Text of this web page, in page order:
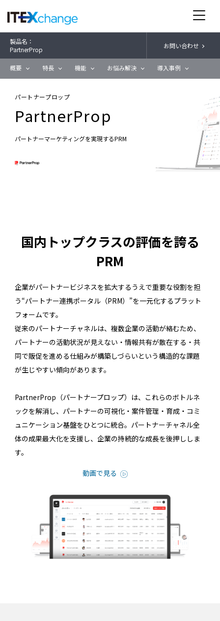
製品名：
PartnerProp
お問い合わせ
概要 特長 機能 お悩み解決 導入事例
パートナープロップ
PartnerProp
パートナーマーケティングを実現するPRM
国内トップクラスの評価を誇る
PRM
企業がパートナービジネスを拡大するうえで重要な役割を担
う“パートナー連携ポータル（PRM）”を一元化するプラット
フォームです。
従来のパートナーチャネルは、複数企業の活動が絡むため、
パートナーの活動状況が見えない・情報共有が散在する・共
同で販促を進める仕組みが構築しづらいという構造的な課題
が生じやすい傾向があります。
PartnerProp（パートナープロップ）は、これらのボトルネ
ックを解消し、パートナーの可視化・案件管理・育成・コミ
ュニケーション基盤をひとつに統合。パートナーチャネル全
体の成果最大化を支援し、企業の持続的な成長を後押ししま
す。
動画で見る